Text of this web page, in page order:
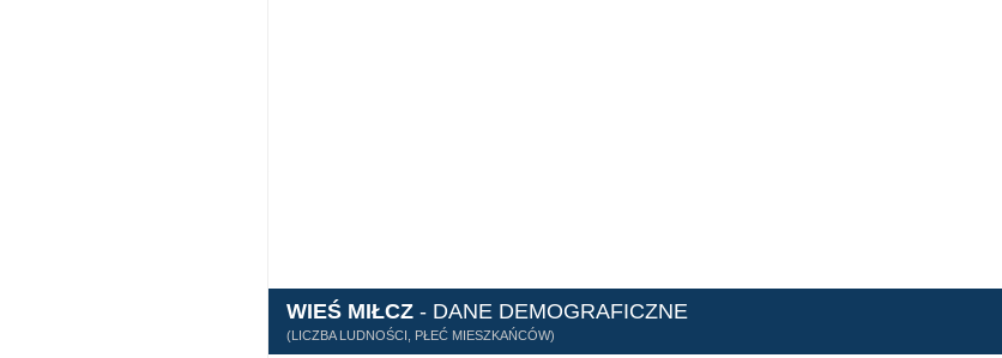
WIEŚ MIŁCZ - DANE DEMOGRAFICZNE
(LICZBA LUDNOŚCI, PŁEĆ MIESZKAŃCÓW)